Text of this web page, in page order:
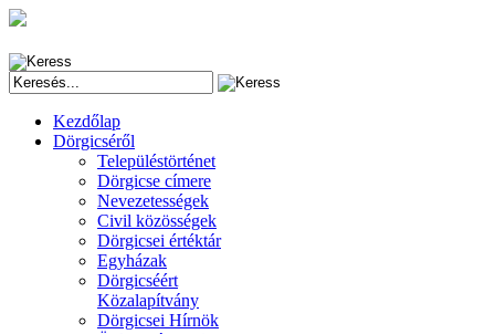
Kezdőlap
Dörgicséről
Településtörténet
Dörgicse címere
Nevezetességek
Civil közösségek
Dörgicsei értéktár
Egyházak
Dörgicséért
Közalapítvány
Dörgicsei Hírnök